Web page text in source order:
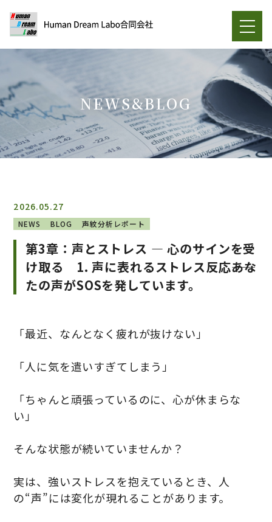
NEWS&BLOG
第3章：声とストレス ― 心のサインを受
け取る 1. 声に表れるストレス反応――あな
たの声がSOSを発しています。
NEWS BLOG 声紋分析レポート
2026.05.27
「最近、なんとなく疲れが抜けない」
「人に気を遣いすぎてしまう」
「ちゃんと頑張っているのに、心が休まらな
い」
そんな状態が続いていませんか？
実は、強いストレスを抱えているとき、人
の“声”には変化が現れることがあります。